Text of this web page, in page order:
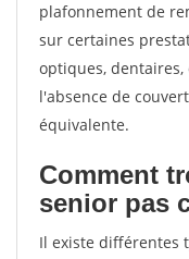
plafonnement de
sur certaines
optiques,
l'absence de
équivalente.
Comment
senior pas
Il existe différentes